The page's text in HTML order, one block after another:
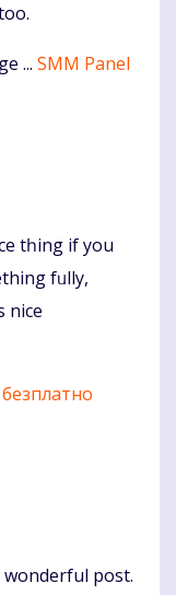
... SMM Panel
tһing if you
fᥙlly,
nice
wonderful post.